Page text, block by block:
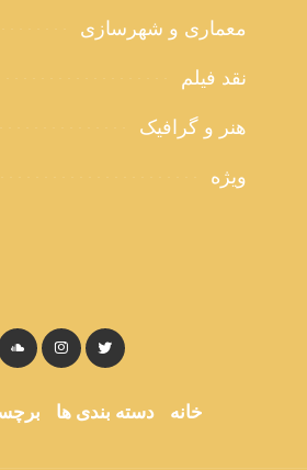
معماری و شهرسازی
نقد فیلم
هنر و گرافیک
ویژه
خانه دسته بندی ها